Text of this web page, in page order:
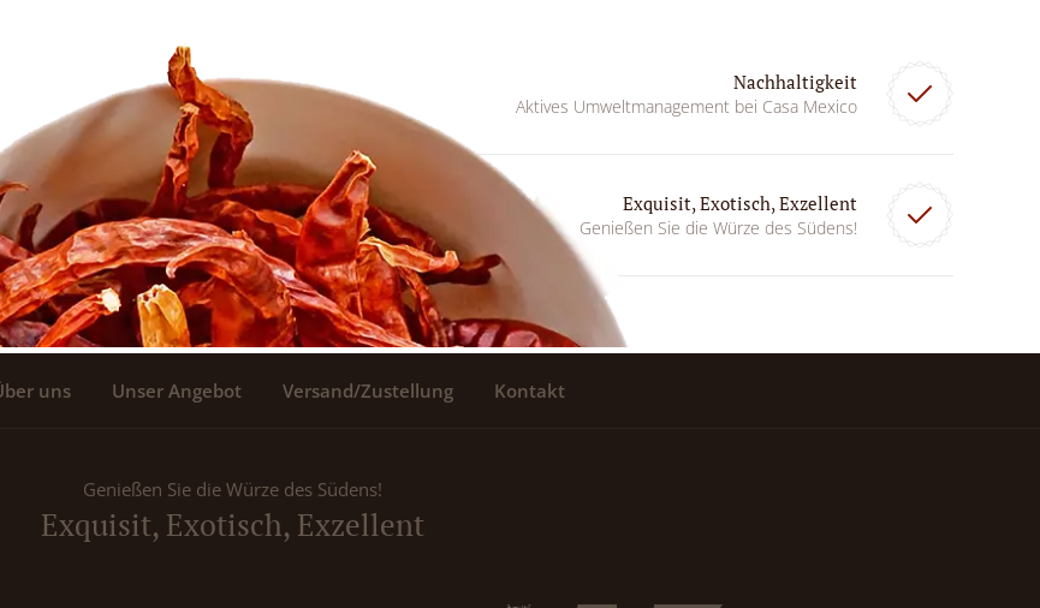
Nachhaltigkeit
Aktives Umweltmanagement bei Casa Mexico
Exquisit, Exotisch, Exzellent
Genießen Sie die Würze des Südens!
uns Unser Angebot Versand/Zustellung Kontakt
Genießen Sie die Würze des Südens!
Exquisit, Exotisch, Exzellent